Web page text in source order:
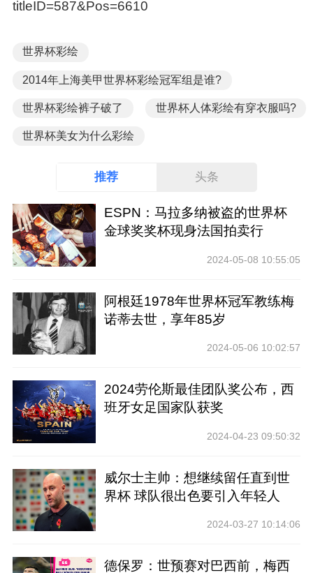
titleID=587&Pos=6610
世界杯彩绘
2014年上海美甲世界杯彩绘冠军组是谁?
世界杯彩绘裤子破了 世界杯人体彩绘有穿衣服吗?
世界杯美女为什么彩绘
推荐 头条
ESPN：马拉多纳被盗的世界杯
金球奖奖杯现身法国拍卖行
2024-05-08 10:55:05
阿根廷1978年世界杯冠军教练梅
诺蒂去世，享年85岁
2024-05-06 10:02:57
2024劳伦斯最佳团队奖公布，西
班牙女足国家队获奖
2024-04-23 09:50:32
威尔士主帅：想继续留任直到世
界杯 球队很出色要引入年轻人
2024-03-27 10:14:06
德保罗：世预赛对巴西前，梅西